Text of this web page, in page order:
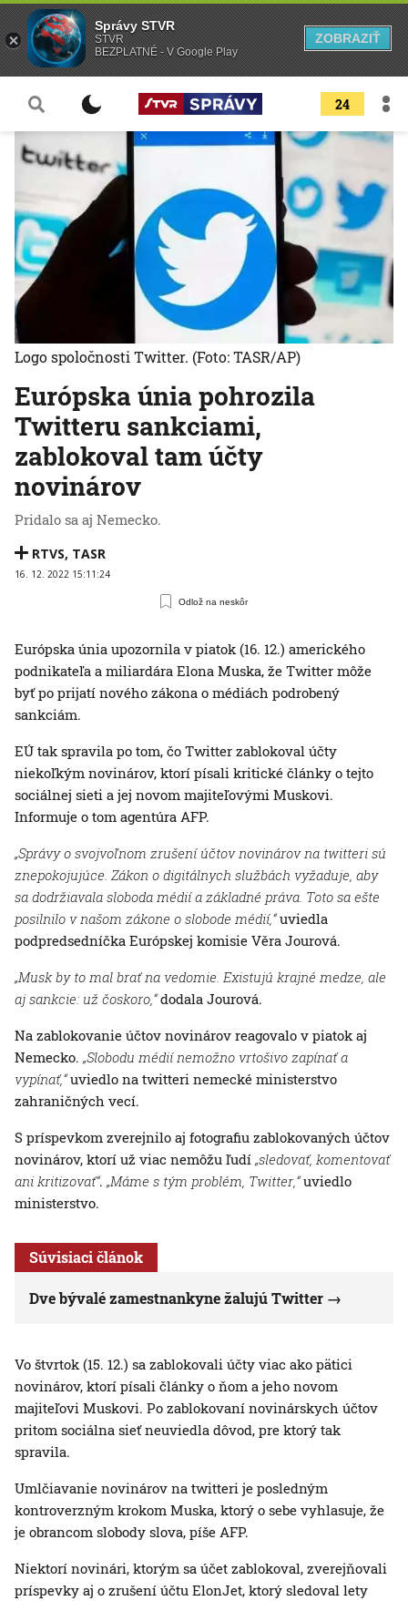
24
Európska únia pohrozila
Twitteru sankciami,
zablokoval tam účty
novinárov
Pridalo sa aj Nemecko.
RTVS, TASR
16. 12. 2022 15:11:24
Odlož na neskôr
Logo spoločnosti Twitter. (Foto: TASR/AP)
Európska únia upozornila v piatok (16. 12.) amerického
podnikateľa a miliardára Elona Muska, že Twitter môže
byť po prijatí nového zákona o médiách podrobený
sankciám.
EÚ tak spravila po tom, čo Twitter zablokoval účty
niekoľkým novinárov, ktorí písali kritické články o tejto
sociálnej sieti a jej novom majiteľovými Muskovi.
Informuje o tom agentúra AFP.
„Správy o svojvoľnom zrušení účtov novinárov na twitteri sú
znepokojujúce. Zákon o digitálnych službách vyžaduje, aby
sa dodržiavala sloboda médií a základné práva. Toto sa ešte
posilnilo v našom zákone o slobode médií,“uviedla
podpredsedníčka Európskej komisie Věra Jourová.
„Musk by to mal brať na vedomie. Existujú krajné medze, ale
aj sankcie: už čoskoro,“dodala Jourová.
Na zablokovanie účtov novinárov reagovalo v piatok aj
Nemecko. „Slobodu médií nemožno vrtošivo zapínať a
vypínať,“uviedlo na twitteri nemecké ministerstvo
zahraničných vecí.
S príspevkom zverejnilo aj fotografiu zablokovaných účtov
novinárov, ktorí už viac nemôžu ľudí „sledovať, komentovať
ani kritizovať“. „Máme s tým problém, Twitter,“uviedlo
ministerstvo.
Súvisiaci článok
Dve bývalé zamestnankyne žalujú Twitter
Vo štvrtok (15. 12.) sa zablokovali účty viac ako pätici
novinárov, ktorí písali články o ňom a jeho novom
majiteľovi Muskovi. Po zablokovaní novinárskych účtov
pritom sociálna sieť neuviedla dôvod, pre ktorý tak
spravila.
Umlčiavanie novinárov na twitteri je posledným
kontroverzným krokom Muska, ktorý o sebe vyhlasuje, že
je obrancom slobody slova, píše AFP.
Niektorí novinári, ktorým sa účet zablokoval, zverejňovali
príspevky aj o zrušení účtu ElonJet, ktorý sledoval lety
Správy STVR
STVR
BEZPLATNÉ - V Google Play
ZOBRAZIŤ